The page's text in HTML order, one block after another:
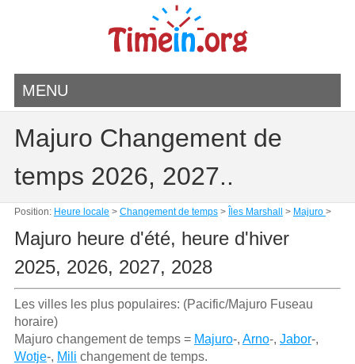
MENU
Majuro Changement de
temps 2026, 2027..
Position: Heure locale > Changement de temps> Îles Marshall > Majuro >
Majuro heure d'été, heure d'hiver
2025, 2026, 2027, 2028
Les villes les plus populaires: (Pacific/Majuro Fuseau
horaire)
Majuro changement de temps = Majuro-, Arno-, Jabor-,
Wotje-, Mili changement de temps.